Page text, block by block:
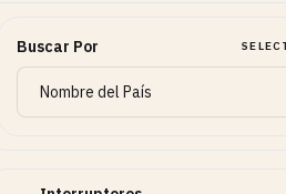
Buscar Por